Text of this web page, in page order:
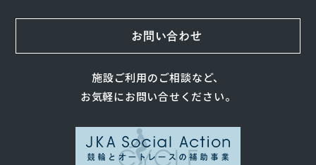
お問い合わせ
施設ご利用のご相談など、
お気軽にお問い合せください。